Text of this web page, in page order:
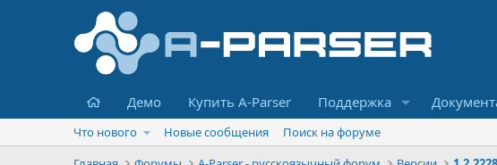
Главная
Демо Купить A-Parser Поддержка
Что нового Новые сообщения
Поиск на форуме